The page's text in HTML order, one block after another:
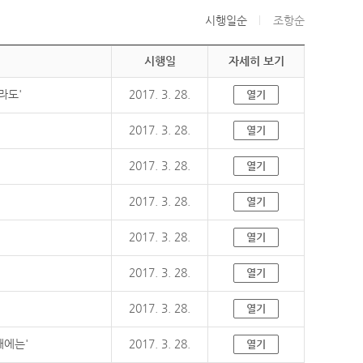
시행일순 조항순
시행일 자세히 보기
도' 2017. 3. 28. 열기
2017. 3. 28. 열기
2017. 3. 28. 열기
2017. 3. 28. 열기
2017. 3. 28. 열기
2017. 3. 28. 열기
2017. 3. 28. 열기
에는' 2017. 3. 28. 열기